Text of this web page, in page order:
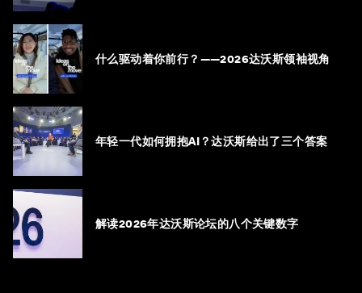
什么驱动着你前行？——2026达沃斯领袖视角
年轻一代如何拥抱AI？达沃斯给出了三个答案
解读2026年达沃斯论坛的八个关键数字